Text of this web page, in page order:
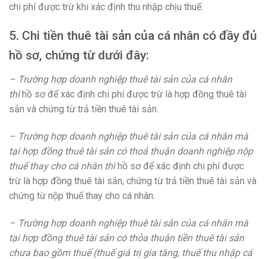
chi phí được trừ khi xác định thu nhập chịu thuế.
5. Chi tiền thuê tài sản của cá nhân có đầy đủ
hồ sơ, chứng từ dưới đây:
– Trường hợp doanh nghiệp thuê tài sản của cá nhân
thìhồ sơ để xác định chi phí được trừ là hợp đồng thuê tài
sản và chứng từ trả tiền thuê tài sản.
– Trường hợp doanh nghiệp thuê tài sản của cá nhân mà
tại hợp đồng thuê tài sản có thoả thuận doanh nghiệp nộp
thuế thay cho cá nhân thìhồ sơ để xác định chi phí được
trừ là hợp đồng thuê tài sản, chứng từ trả tiền thuê tài sản và
chứng từ nộp thuế thay cho cá nhân.
– Trường hợp doanh nghiệp thuê tài sản của cá nhân mà
tại hợp đồng thuê tài sản có thỏa thuận tiền thuê tài sản
chưa bao gồm thuế (thuế giá trị gia tăng, thuế thu nhập cá